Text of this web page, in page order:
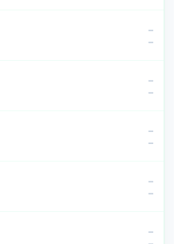
–
–
–
–
–
–
–
–
–